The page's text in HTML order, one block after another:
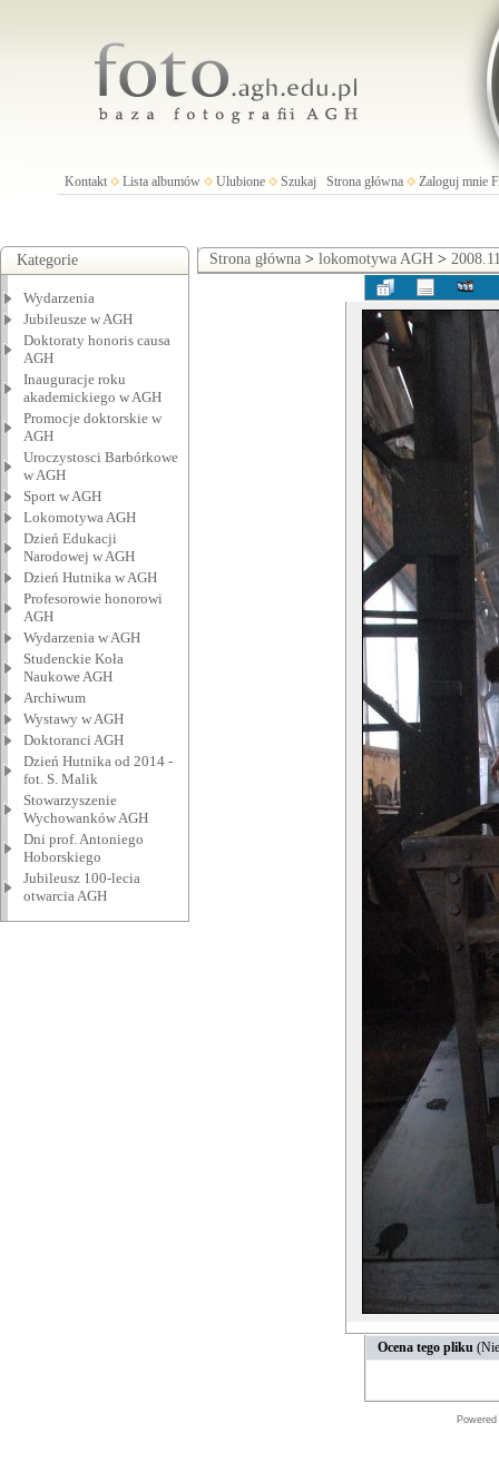
Kontakt Lista albumów Ulubione Szukaj Strona główna Zaloguj mnie
Kategorie
Wydarzenia
Jubileusze w AGH
Doktoraty honoris causa
AGH
Inauguracje roku
akademickiego w AGH
Promocje doktorskie w
AGH
Uroczystosci Barbórkowe
w AGH
Sport w AGH
Lokomotywa AGH
Dzień Edukacji
Narodowej w AGH
Dzień Hutnika w AGH
Profesorowie honorowi
AGH
Wydarzenia w AGH
Studenckie Koła
Naukowe AGH
Archiwum
Wystawy w AGH
Doktoranci AGH
Dzień Hutnika od 2014 -
fot. S. Malik
Stowarzyszenie
Wychowanków AGH
Dni prof. Antoniego
Hoborskiego
Jubileusz 100-lecia
otwarcia AGH
Strona główna > lokomotywa AGH >
Ocena tego pliku